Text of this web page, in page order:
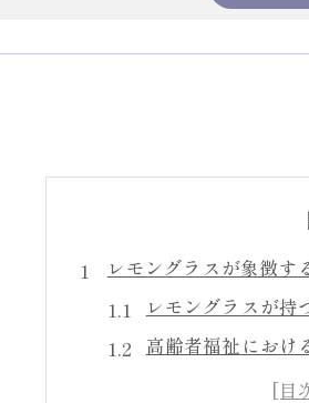
レモングラスが象徴す
レモングラスが持
高齢者福祉におけ
レモングラスが